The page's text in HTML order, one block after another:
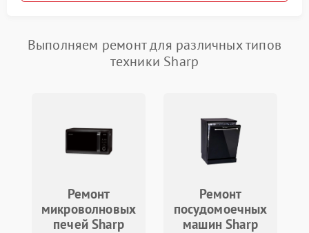
Выполняем ремонт для различных типов
техники Sharp
Ремонт
микроволновых
печей Sharp
Ремонт
посудомоечных
машин Sharp